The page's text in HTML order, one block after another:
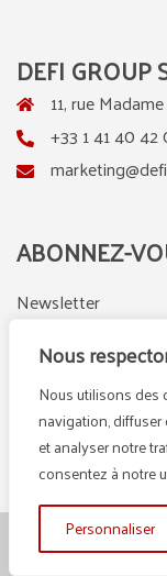
Nous
Nous utilisons des
navigation,
et analyser notre
consentez à notre
Personnaliser
DEFI GROUP
11, rue
+33 1 41 40 42
ABONNEZ-
Newsletter
LinkedIn
Instagram